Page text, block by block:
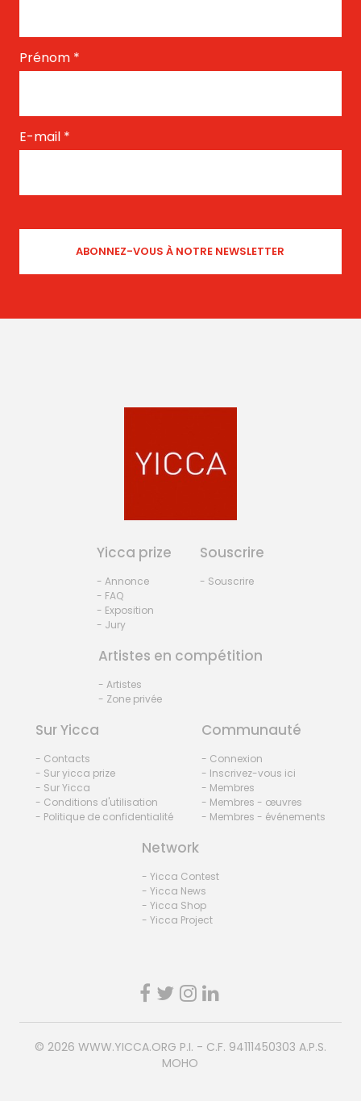
Prénom *
E-mail *
Yicca prize
- Annonce
- FAQ
- Exposition
- Jury
Souscrire
- Souscrire
Artistes en compétition
- Artistes
- Zone privée
Sur Yicca
- Contacts
- Sur yicca prize
- Sur Yicca
- Conditions d'utilisation
- Politique de confidentialité
Communauté
- Connexion
- Inscrivez-vous ici
- Membres
- Membres - œuvres
- Membres - événements
Network
- Yicca Contest
- Yicca News
- Yicca Shop
- Yicca Project
© 2026 WWW.YICCA.ORG P.I. - C.F. 94111450303 A.P.S.
MOHO